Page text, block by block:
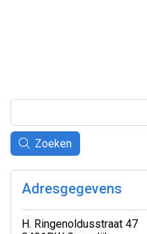
Zoeken
Adresgegevens
H. Ringenoldusstraat 47